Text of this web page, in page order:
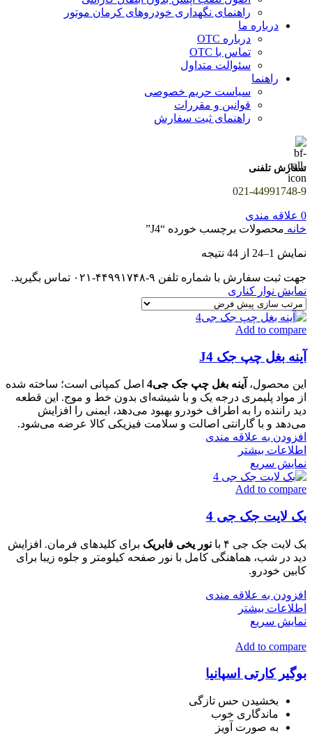
راهنمای نگهداری خودروهای کرمان موتور
درباره ما
درباره OTC
تماس با OTC
سئوالت متداول
راهنما
سیاست حریم خصوصی
قوانین و مقررات
راهنمای ثبت سفارش
سفارش تلفنی
021-44991748-9
0 علاقه مندی
خانه محصولات برچسب خورده “J4”
نمایش 1–24 از 44 نتیجه
جهت ثبت سفارش با شماره تلفن ۹-۴۴۹۹۱۷۴۸-۰۲۱ تماس بگیرید.
نمایش نوار کناری
Add to compare
آینه بغل چپ جک J4
این محصول، آینه بغل چپ جک جی4
اصل کمپانی است؛ ساخته شده
از مواد پلیمری درجه یک و با شیشه‌ای بدون خط و موج. این قطعه
دید راننده را به اطراف خودرو بهبود می‌دهد، ایمنی را افزایش
می‌دهد و با گارانتی اصالت و سلامت فیزیکی کالا عرضه می‌شود.
افزودن به علاقه مندی
اطلاعات بیشتر
نمایش سریع
Add to compare
بک لایت جک جی 4
بک لایت جک جی ۴ با نور یخی فابریک برای کلیدهای فرمان. افزایش
دید در شب، هماهنگی کامل با نور صفحه کیلومتر و جلوه زیبا برای
کابین خودرو.
افزودن به علاقه مندی
اطلاعات بیشتر
نمایش سریع
Add to compare
بوگیر کارتی اسپانیا
بخشیدن حس تازگی
ماندگاری خوب
به صورت آویز